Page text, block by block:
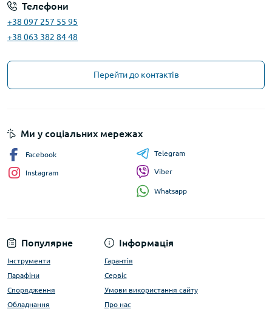
Телефони
+38 097 257 55 95
+38 063 382 84 48
Перейти до контактів
Популярне
Інструменти
Парафіни
Спорядження
Обладнання
Інформація
Гарантія
Сервіс
Умови використання сайту
Про нас
Ми у соціальних мережах
Facebook
Instagram
Telegram
Viber
Whatsapp